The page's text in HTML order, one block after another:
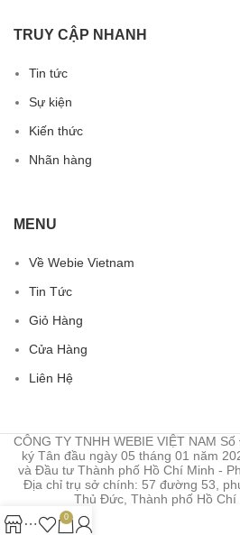
TRUY CẬP NHANH
Tin tức
Sự kiện
Kiến thức
Nhãn hàng
MENU
Về Webie Vietnam
Tin Tức
Giỏ Hàng
Cửa Hàng
Liên Hệ
CÔNG TY TNHH WEBIE VIỆT NAM
ký Tân đầu ngày 05 tháng 01 năm
và Đầu tư Thành phố Hồ Chí Minh -
Địa chỉ trụ sở chính: 57 đường 53,
Thủ Đức, Thành phố Hồ Chí
0